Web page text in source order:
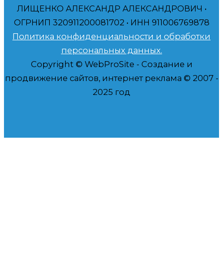
ЛИЩЕНКО АЛЕКСАНДР АЛЕКСАНДРОВИЧ •
ОГРНИП 320911200081702 • ИНН 911006769878
Политика конфиденциальности и обработки
персональных данных.
Copyright © WebProSite - Создание и
продвижение сайтов, интернет реклама © 2007 -
2025 год